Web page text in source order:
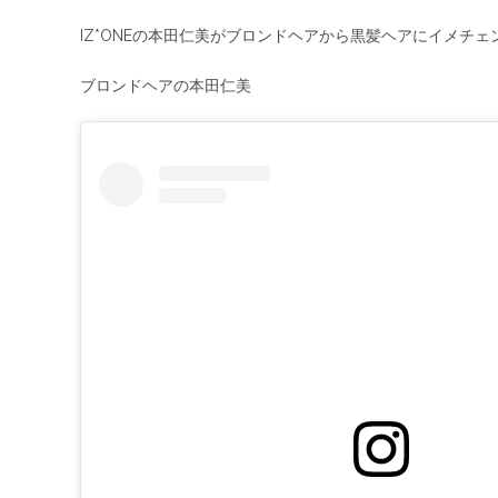
IZ*ONEの本田仁美がブロンドヘアから黒髪ヘアにイメチェ
ブロンドヘアの本田仁美